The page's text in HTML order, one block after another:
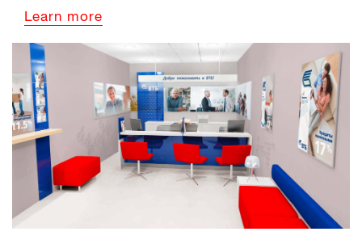
Learn more